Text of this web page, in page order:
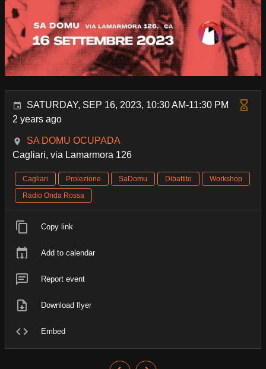
SATURDAY, SEP 16, 2023, 10:30 AM-11:30 PM
2 years ago
SA DOMU OCUPADA
Cagliari, via Lamarmora 126
Cagliari Proiezione SaDomu Dibattito
Workshop
Radio Onda Rossa
Copy link
Add to calendar
Report event
Download flyer
Embed